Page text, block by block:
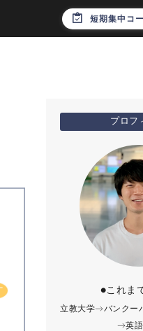
短期集中コ
プロフ
●これま
立教大学→バンクー
→英